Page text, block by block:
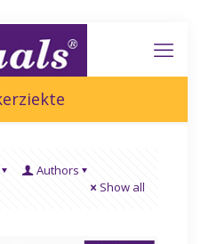
Authors
Show all